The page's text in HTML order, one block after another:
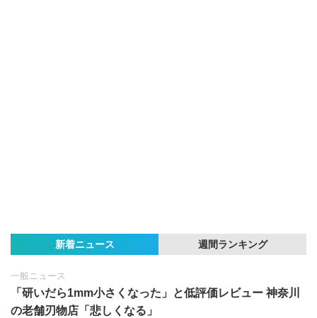
新着ニュース 週間ランキング
一般ニュース
「研いだら1mm小さくなった」と低評価レビュー 神奈川
の老舗刃物店「悲しくなる」